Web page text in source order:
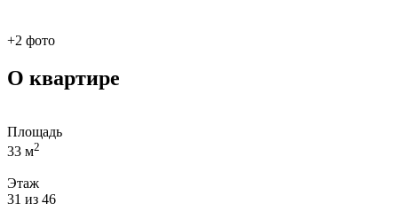
+2 фото
О квартире
Площадь
33 м2
Этаж
31 из 46